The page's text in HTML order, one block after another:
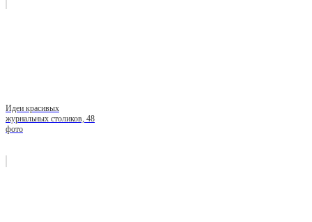
Идеи красивых
журнальных столиков, 48
фото